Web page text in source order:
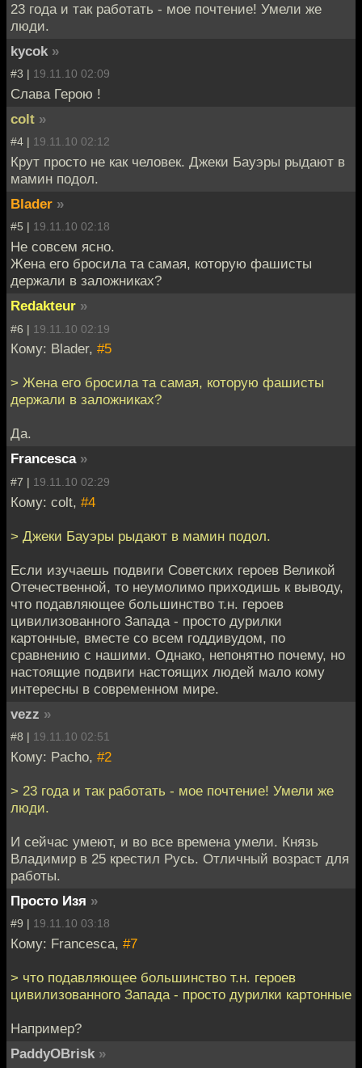
23 года и так работать - мое почтение! Умели же
люди.
kycok »
#3 | 19.11.10 02:09
Слава Герою !
colt »
#4 | 19.11.10 02:12
Крут просто не как человек. Джеки Бауэры рыдают в
мамин подол.
Blader »
#5 | 19.11.10 02:18
Не совсем ясно.
Жена его бросила та самая, которую фашисты
держали в заложниках?
Redakteur »
#6 | 19.11.10 02:19
Кому: Blader, #5
> Жена его бросила та самая, которую фашисты
держали в заложниках?
Да.
Francesca »
#7 | 19.11.10 02:29
Кому: colt, #4
> Джеки Бауэры рыдают в мамин подол.
Если изучаешь подвиги Советских героев Великой
Отечественной, то неумолимо приходишь к выводу,
что подавляющее большинство т.н. героев
цивилизованного Запада - просто дурилки
картонные, вместе со всем годдивудом, по
сравнению с нашими. Однако, непонятно почему, но
настоящие подвиги настоящих людей мало кому
интересны в современном мире.
vezz »
#8 | 19.11.10 02:51
Кому: Pacho, #2
> 23 года и так работать - мое почтение! Умели же
люди.
И сейчас умеют, и во все времена умели. Князь
Владимир в 25 крестил Русь. Отличный возраст для
работы.
Просто Изя »
#9 | 19.11.10 03:18
Кому: Francesca, #7
> что подавляющее большинство т.н. героев
цивилизованного Запада - просто дурилки картонные
Например?
PaddyOBrisk »